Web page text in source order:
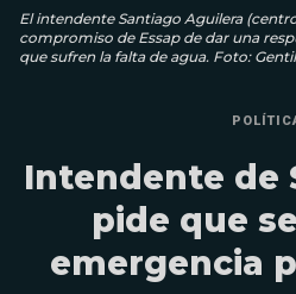
El intendente Santiago Aguilera
compromiso de Essap de dar una
que sufren la falta de agua. Foto:
Intendente de
pide que
emergencia